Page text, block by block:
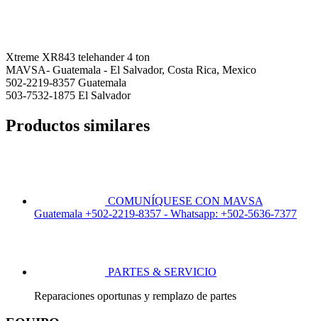
Xtreme XR843 telehander 4 ton
MAVSA- Guatemala - El Salvador, Costa Rica, Mexico
502-2219-8357 Guatemala
503-7532-1875 El Salvador
Productos similares
COMUNÍQUESE CON MAVSA
Guatemala +502-2219-8357 - Whatsapp: +502-5636-7377
PARTES & SERVICIO
Reparaciones oportunas y remplazo de partes